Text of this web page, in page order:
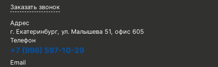
Заказать звонок
Адрес
г. Екатеринбург, ул. Малышева 51, офис 605
Телефон
+7 (996) 597-10-29
Email